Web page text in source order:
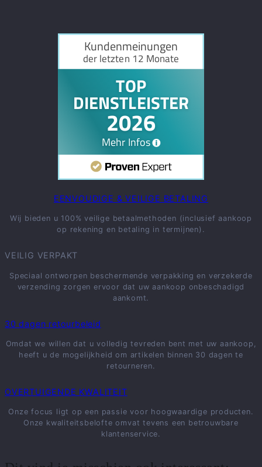
EENVOUDIGE & VEILIGE BETALING
Wij bieden u 100% veilige betaalmethoden (inclusief aankoop
op rekening en betaling in termijnen).
VEILIG VERPAKT
Speciaal ontworpen beschermende verpakking en verzekerde
verzending zorgen ervoor dat uw aankoop onbeschadigd
aankomt.
30 dagen retourbeleid
Omdat we willen dat u volledig tevreden bent met uw aankoop,
heeft u de mogelijkheid om artikelen binnen 30 dagen te
retourneren.
OVERTUIGENDE KWALITEIT
Onze focus ligt op een passie voor hoogwaardige producten.
Onze kwaliteitsbelofte omvat tevens een betrouwbare
klantenservice.